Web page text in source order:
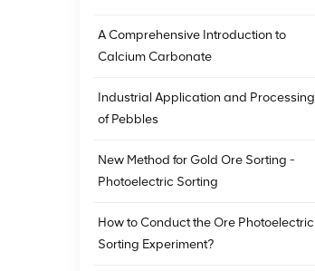
A Comprehensive Introduction to
Calcium Carbonate
Industrial Application and Processing
of Pebbles
New Method for Gold Ore Sorting -
Photoelectric Sorting
How to Conduct the Ore Photoelectric
Sorting Experiment?